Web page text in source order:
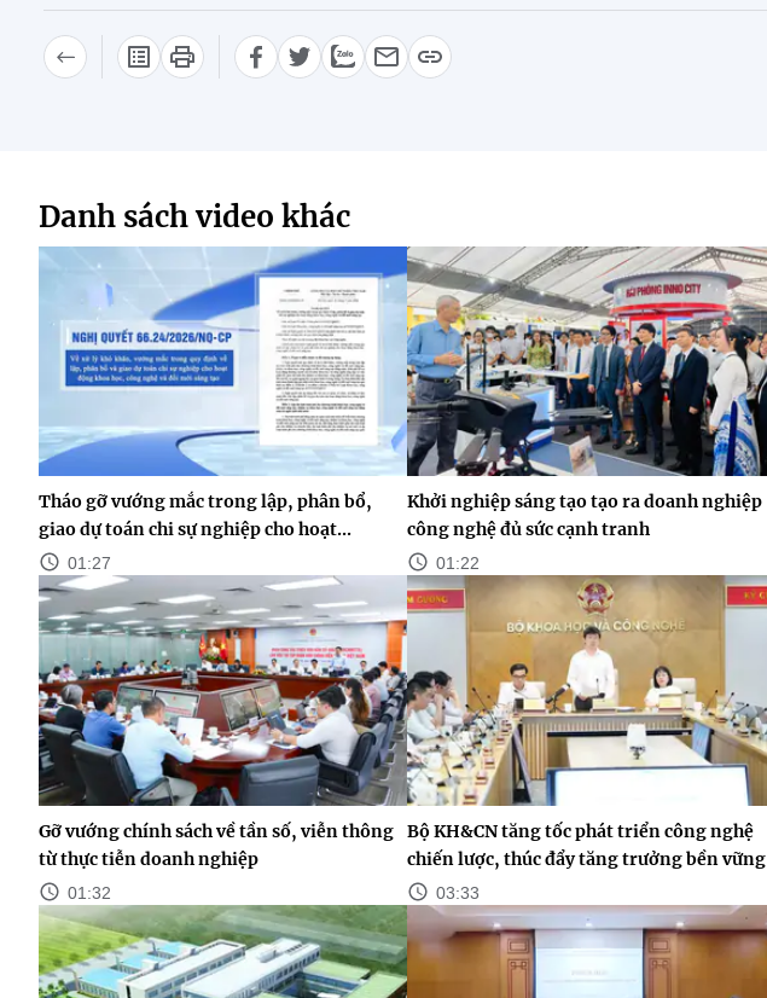
Danh sách video khác
Tháo gỡ vướng mắc trong lập, phân bổ,
giao dự toán chi sự nghiệp cho hoạt...
01:27
Khởi nghiệp sáng tạo tạo ra doanh nghiệp
công nghệ đủ sức cạnh tranh
01:22
Gỡ vướng chính sách về tần số, viễn thông
từ thực tiễn doanh nghiệp
01:32
Bộ KH&CN tăng tốc phát triển công nghệ
chiến lược, thúc đẩy tăng trưởng bền vững
03:33